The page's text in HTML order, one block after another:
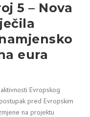
5 – Nova
eura
Evropskog
pred Evropskim
na projektu